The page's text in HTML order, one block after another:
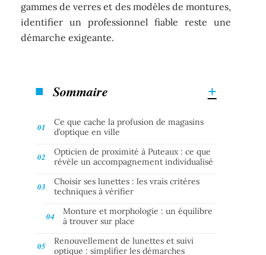
gammes de verres et des modèles de montures,
identifier un professionnel fiable reste une
démarche exigeante.
Sommaire
Ce que cache la profusion de magasins
d’optique en ville
Opticien de proximité à Puteaux : ce que
révèle un accompagnement individualisé
Choisir ses lunettes : les vrais critères
techniques à vérifier
Monture et morphologie : un équilibre
à trouver sur place
Renouvellement de lunettes et suivi
optique : simplifier les démarches